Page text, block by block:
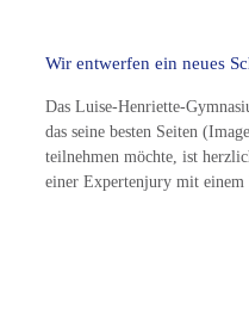
Wir entwerfen ein neues
Das Luise-Henriette-
das seine besten Seiten
teilnehmen möchte, ist
einer Expertenjury mit